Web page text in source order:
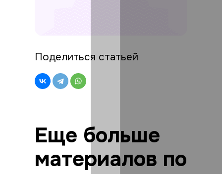
Поделиться статьей
Еще больше
материалов по